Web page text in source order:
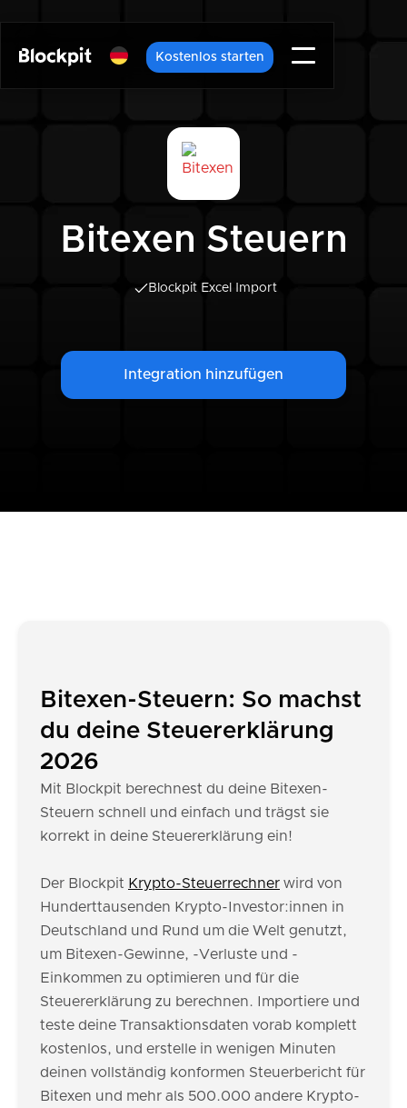
Kostenlos starten
Bitexen Steuern
Blockpit Excel Import
Integration hinzufügen
Bitexen-Steuern: So machst
du deine Steuererklärung
2026
Mit Blockpit berechnest du deine Bitexen-
Steuern schnell und einfach und trägst sie
korrekt in deine Steuererklärung ein!
Der Blockpit Krypto-Steuerrechner wird von
Hunderttausenden Krypto-Investor:innen in
Deutschland und Rund um die Welt genutzt,
um Bitexen-Gewinne, -Verluste und -
Einkommen zu optimieren und für die
Steuererklärung zu berechnen. Importiere und
teste deine Transaktionsdaten vorab komplett
kostenlos, und erstelle in wenigen Minuten
deinen vollständig konformen Steuerbericht für
Bitexen und mehr als 500.000 andere Krypto-